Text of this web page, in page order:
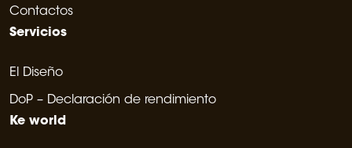
Contactos
Servicios
El Diseño
DoP – Declaración de rendimiento
Ke world